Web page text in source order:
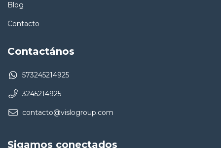
Blog
Contacto
Contactános
573245214925
3245214925
contacto@vislogroup.com
Sigamos conectados